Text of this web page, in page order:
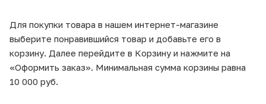
Для покупки товара в нашем интернет-магазине
выберите понравившийся товар и добавьте его в
корзину. Далее перейдите в Корзину и нажмите на
«Оформить заказ». Минимальная сумма корзины равна
10 000 руб.